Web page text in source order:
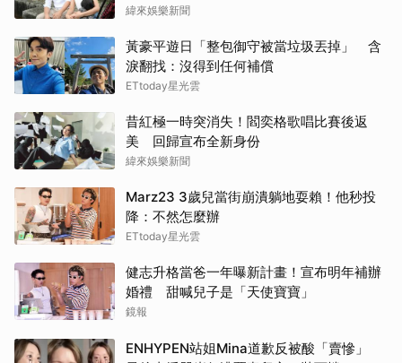
緯來娛樂新聞
黃豪平遊日「整包御守被當垃圾丟掉」 含
淚翻找：沒得到任何補償
ETtoday星光雲
昔紅極一時突消失！閻奕格歌唱比賽後返
美 回歸宣布全新身份
緯來娛樂新聞
Marz23 3歲兒當街崩潰躺地耍賴！他秒投
降：不然怎麼辦
ETtoday星光雲
健志升格當爸一年曝新計畫！宣布明年補辦
婚禮 甜喊兒子是「天使寶寶」
鏡報
ENHYPEN站姐Mina道歉反被酸「賣慘」